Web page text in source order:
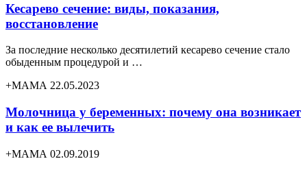
Кесарево сечение: виды, показания,
восстановление
За последние несколько десятилетий кесарево сечение стало
обыденным процедурой и …
+МАМА 22.05.2023
Молочница у беременных: почему она возникает
и как ее вылечить
+МАМА 02.09.2019